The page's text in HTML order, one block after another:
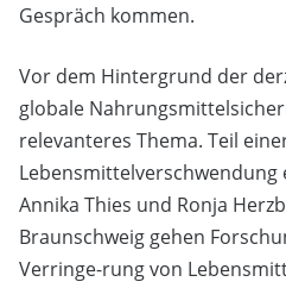
Gespräch kommen.
Vor dem Hintergrund der
globale
relevanteres Thema. Teil
Lebensmittelverschwendung
Annika Thies und Ronja
Braunschweig gehen
Verringe-rung von